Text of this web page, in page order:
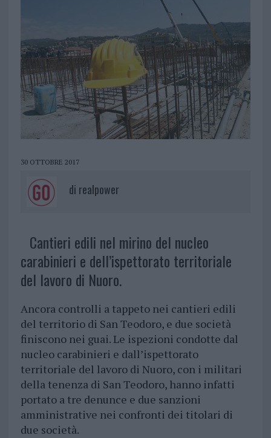
30 OTTOBRE 2017
di realpower
Cantieri edili nel mirino del nucleo
carabinieri e dell’ispettorato territoriale
del lavoro di Nuoro.
Ancora controlli a tappeto nei cantieri edili
del territorio di San Teodoro, e due società
finiscono nei guai. Le ispezioni condotte dal
nucleo carabinieri e dall’ispettorato
territoriale del lavoro di Nuoro, con i militari
della tenenza di San Teodoro, hanno infatti
portato a tre denunce e due sanzioni
amministrative nei confronti dei titolari di
due società.